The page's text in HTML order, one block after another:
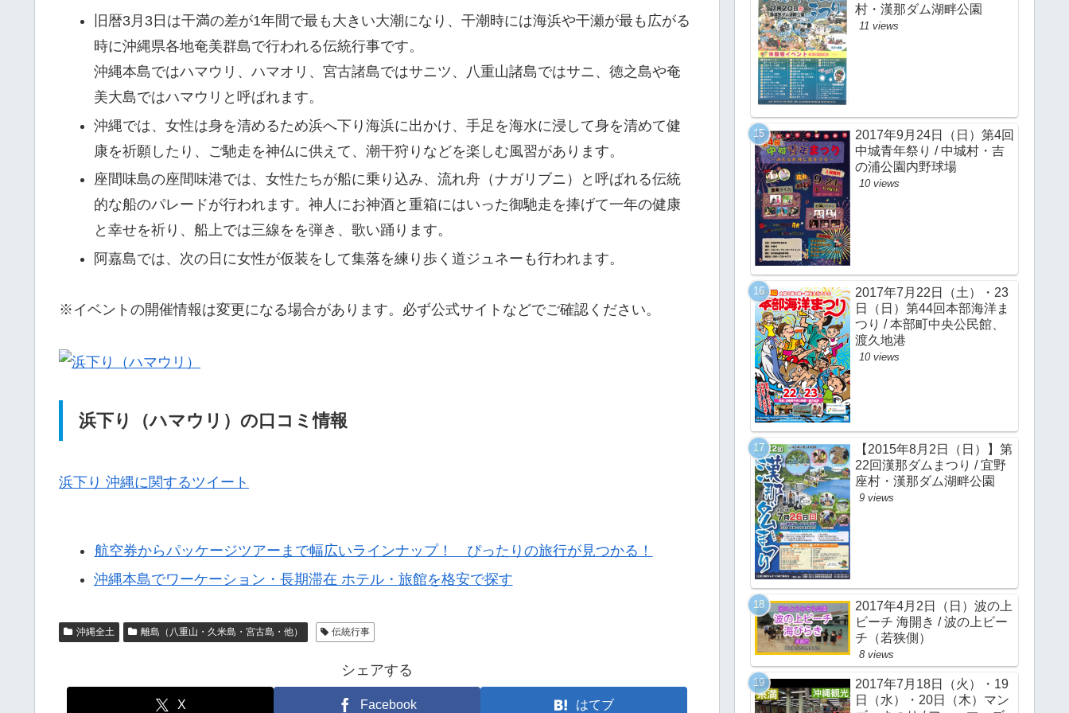
旧暦3月3日は干満の差が1年間で最も大きい大潮になり、干潮時には海浜や干瀬が最も広がる
時に沖縄県各地奄美群島で行われる伝統行事です。
沖縄本島ではハマウリ、ハマオリ、宮古諸島ではサニツ、八重山諸島ではサニ、徳之島や奄
美大島ではハマウリと呼ばれます。
沖縄では、女性は身を清めるため浜へ下り海浜に出かけ、手足を海水に浸して身を清めて健
康を祈願したり、ご馳走を神仏に供えて、潮干狩りなどを楽しむ風習があります。
座間味島の座間味港では、女性たちが船に乗り込み、流れ舟（ナガリブニ）と呼ばれる伝統
的な船のパレードが行われます。神人にお神酒と重箱にはいった御馳走を捧げて一年の健康
と幸せを祈り、船上では三線をを弾き、歌い踊ります。
阿嘉島では、次の日に女性が仮装をして集落を練り歩く道ジュネーも行われます。
※イベントの開催情報は変更になる場合があります。必ず公式サイトなどでご確認ください。
浜下り（ハマウリ）の口コミ情報
浜下り 沖縄に関するツイート
航空券からパッケージツアーまで幅広いラインナップ！ ぴったりの旅行が見つかる！
沖縄本島でワーケーション・長期滞在 ホテル・旅館を格安で探す
沖縄全土 離島（八重山・久米島・宮古島・他） 伝統行事
シェアする
X Facebook はてブ
村・漢那ダム湖畔公園
11 views
2017年9月24日（日）第4回
中城青年祭り / 中城村・吉
の浦公園内野球場
10 views
2017年7月22日（土）・23
日（日）第44回本部海洋ま
つり / 本部町中央公民館、
渡久地港
10 views
【2015年8月2日（日）】第
22回漢那ダムまつり / 宜野
座村・漢那ダム湖畔公園
9 views
2017年4月2日（日）波の上
ビーチ 海開き / 波の上ビー
チ（若狭側）
8 views
2017年7月18日（火）・19
日（水）・20日（木）マン